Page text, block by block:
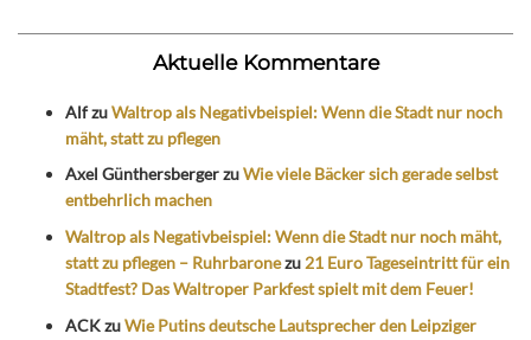
Aktuelle Kommentare
AlfzuWaltrop als Negativbeispiel: Wenn die Stadt nur noch
mäht, statt zu pflegen
Axel GünthersbergerzuWie viele Bäcker sich gerade selbst
entbehrlich machen
Waltrop als Negativbeispiel: Wenn die Stadt nur noch mäht,
statt zu pflegen – Ruhrbaronezu 21 Euro Tageseintritt für ein
Stadtfest? Das Waltroper Parkfest spielt mit dem Feuer!
ACKzuWie Putins deutsche Lautsprecher den Leipziger